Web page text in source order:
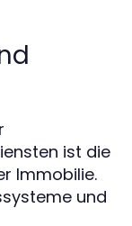
ist die
Immobilie.
und